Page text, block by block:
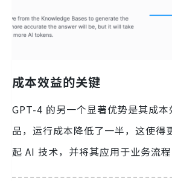
成本效益的关键
GPT-4 的另一个显著优势是其成
品，运行成本降低了一半，这使得
起 AI 技术，并将其应用于业务流程